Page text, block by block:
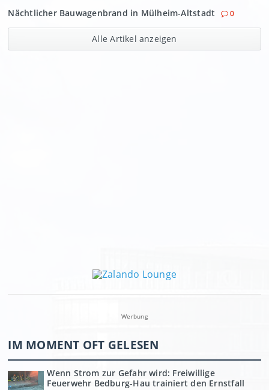
Nächtlicher Bauwagenbrand in Mülheim-Altstadt 0
Alle Artikel anzeigen
Werbung
IM MOMENT OFT GELESEN
Wenn Strom zur Gefahr wird: Freiwillige
Feuerwehr Bedburg-Hau trainiert den Ernstfall